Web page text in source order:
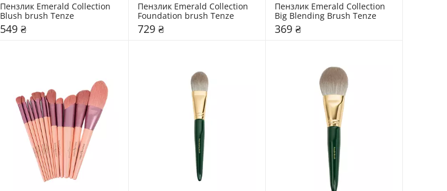
Пензлик Emerald Collection
Blush brush Tenze
549 ₴
Пензлик Emerald Collection
Foundation brush Tenze
729 ₴
Пензлик Emerald Collection
Big Blending Brush Tenze
369 ₴